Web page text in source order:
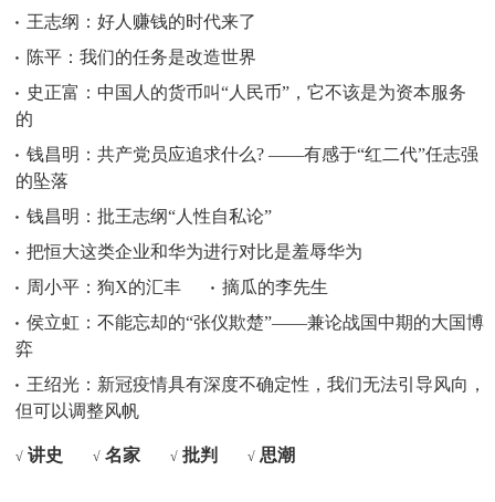
王志纲：好人赚钱的时代来了
陈平：我们的任务是改造世界
史正富：中国人的货币叫“人民币”，它不该是为资本服务
的
钱昌明：共产党员应追求什么? ——有感于“红二代”任志强
的坠落
钱昌明：批王志纲“人性自私论”
把恒大这类企业和华为进行对比是羞辱华为
周小平：狗X的汇丰
摘瓜的李先生
侯立虹：不能忘却的“张仪欺楚”——兼论战国中期的大国博
弈
王绍光：新冠疫情具有深度不确定性，我们无法引导风向，
但可以调整风帆
√ 讲史 √ 名家 √ 批判 √ 思潮